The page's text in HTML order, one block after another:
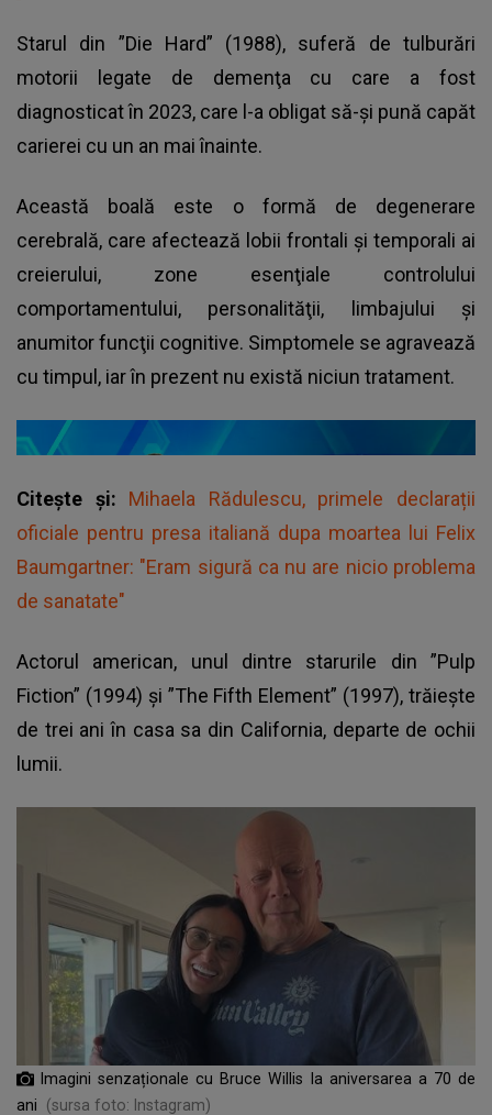
Starul din ”Die Hard” (1988), suferă de tulburări
motorii legate de demenţa cu care a fost
diagnosticat în 2023, care l-a obligat să-şi pună capăt
carierei cu un an mai înainte.
Această boală este o formă de degenerare
cerebrală, care afectează lobii frontali şi temporali ai
creierului, zone esenţiale controlului
comportamentului, personalităţii, limbajului şi
anumitor funcţii cognitive. Simptomele se agravează
cu timpul, iar în prezent nu există niciun tratament.
Citește și: Mihaela Rădulescu, primele declarații
oficiale pentru presa italiană dupa moartea lui Felix
Baumgartner: "Eram sigură ca nu are nicio problema
de sanatate"
Actorul american, unul dintre starurile din ”Pulp
Fiction” (1994) şi ”The Fifth Element” (1997), trăieşte
de trei ani în casa sa din California, departe de ochii
lumii.
Imagini senzaționale cu Bruce Willis la aniversarea a 70 de
ani
(sursa foto: Instagram)